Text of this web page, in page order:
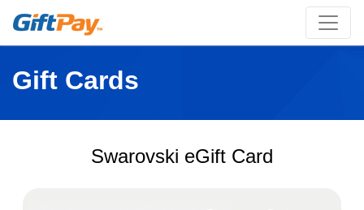
Gift Cards
Swarovski eGift Card